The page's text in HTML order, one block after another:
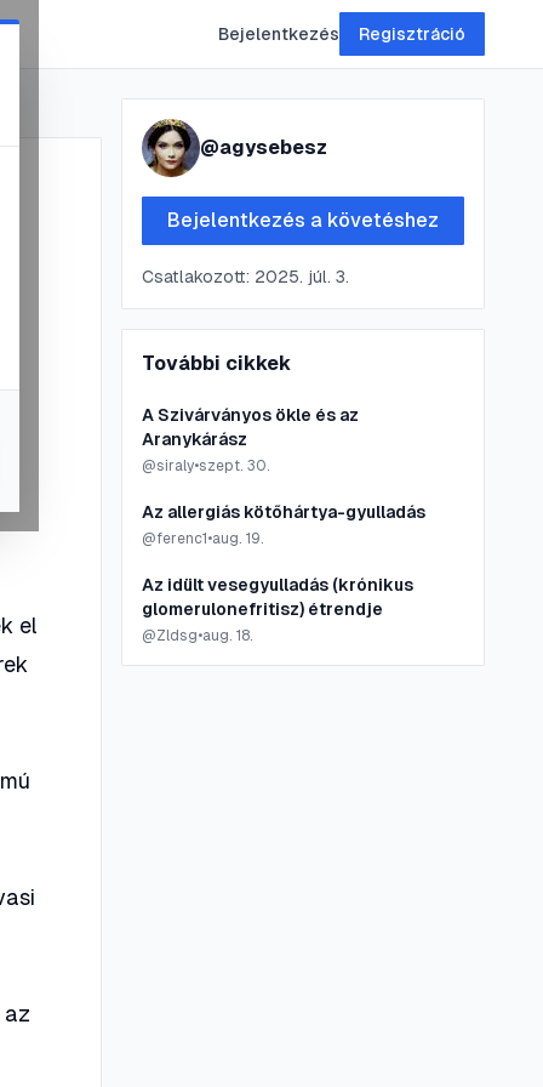
Bejelentkezés Regisztráció
el
az
@agysebesz
Bejelentkezés a követéshez
Csatlakozott: 2025. júl. 3.
További cikkek
A Szivárványos ökle és az
Aranykárász
@siraly•szept. 30.
Az allergiás kötőhártya-gyulladás
@ferenc1 •aug. 19.
Az idült vesegyulladás (krónikus
glomerulonefritisz) étrendje
@Zldsg•aug. 18.